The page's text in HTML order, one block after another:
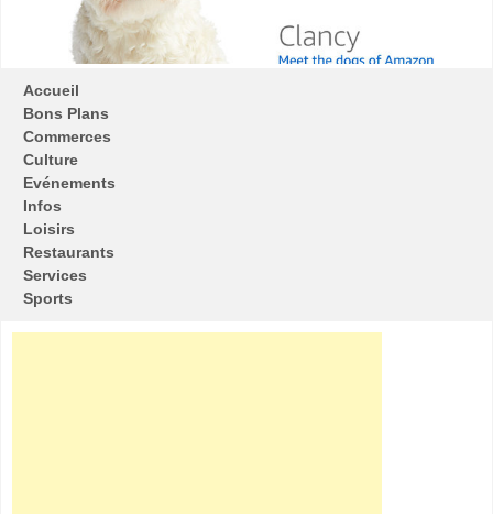
Accueil
Bons Plans
Commerces
Culture
Evénements
Infos
Loisirs
Restaurants
Services
Sports